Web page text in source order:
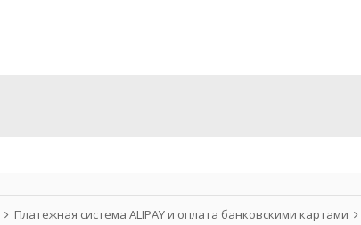
Платежная система ALIPAY и оплата банковскими картами